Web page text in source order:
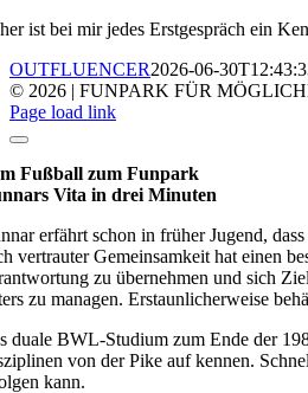
ist bei mir jedes Erstgespräch ein
OUTFLUENCER2026-06-
© 2026 | FUNPARK FÜR
Page load link
Fußball zum Funpark
Vita in drei Minuten
erfährt schon in früher Jugend,
vertrauter Gemeinsamkeit hat einen
zu übernehmen und sich
zu managen. Erstaunlicherweise
duale BWL-Studium zum Ende der
von der Pike auf kennen.
kann.